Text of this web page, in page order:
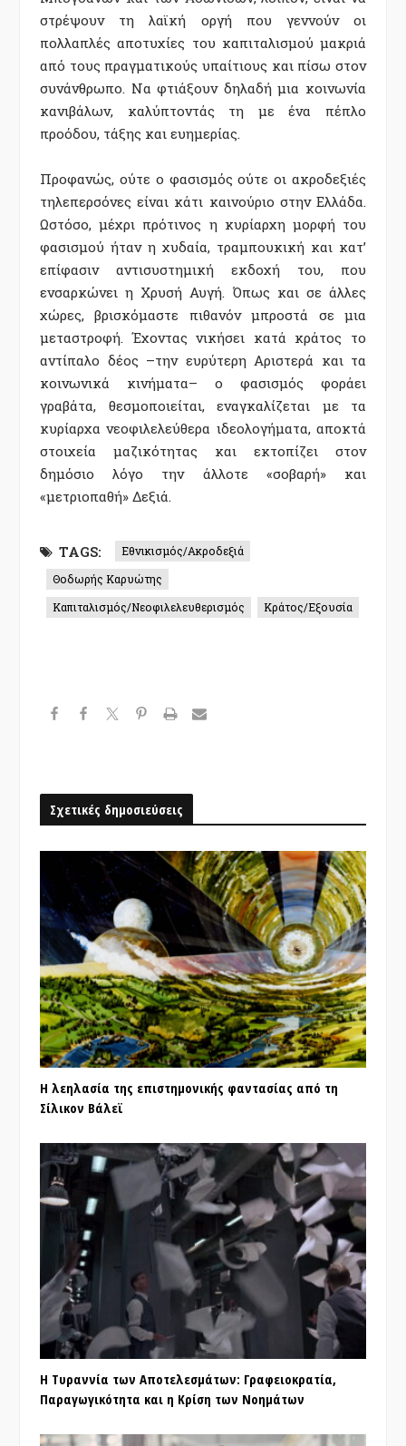
στρέψουν τη λαϊκή οργή που γεννούν οι
πολλαπλές αποτυχίες του καπιταλισμού μακριά
από τους πραγματικούς υπαίτιους και πίσω στον
συνάνθρωπο. Να φτιάξουν δηλαδή μια κοινωνία
κανιβάλων, καλύπτοντάς τη με ένα πέπλο
προόδου, τάξης και ευημερίας.
Προφανώς, ούτε ο φασισμός ούτε οι ακροδεξιές
τηλεπερσόνες είναι κάτι καινούριο στην Ελλάδα.
Ωστόσο, μέχρι πρότινος η κυρίαρχη μορφή του
φασισμού ήταν η χυδαία, τραμπουκική και κατ’
επίφασιν αντισυστημική εκδοχή του, που
ενσαρκώνει η Χρυσή Αυγή. Όπως και σε άλλες
χώρες, βρισκόμαστε πιθανόν μπροστά σε μια
μεταστροφή. Έχοντας νικήσει κατά κράτος το
αντίπαλο δέος –την ευρύτερη Αριστερά και τα
κοινωνικά κινήματα– ο φασισμός φοράει
γραβάτα, θεσμοποιείται, εναγκαλίζεται με τα
κυρίαρχα νεοφιλελεύθερα ιδεολογήματα, αποκτά
στοιχεία μαζικότητας και εκτοπίζει στον
δημόσιο λόγο την άλλοτε «σοβαρή» και
«μετριοπαθή» Δεξιά.
TAGS:
Εθνικισμός/Ακροδεξιά
Θοδωρής Καρυώτης
Καπιταλισμός/Νεοφιλελευθερισμός
Κράτος/Εξουσία
Σχετικές δημοσιεύσεις
Η λεηλασία της επιστημονικής φαντασίας από τη
Σίλικον Βάλεϊ
Η Τυραννία των Αποτελεσμάτων: Γραφειοκρατία,
Παραγωγικότητα και η Κρίση των Νοημάτων